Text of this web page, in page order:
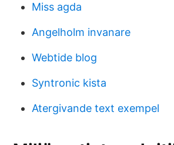
Miss agda
Angelholm invanare
Webtide blog
Syntronic kista
Atergivande text exempel